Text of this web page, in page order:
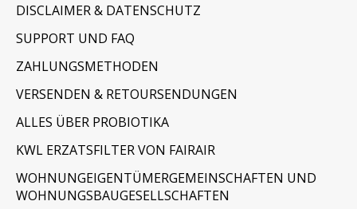
DISCLAIMER & DATENSCHUTZ
SUPPORT UND FAQ
ZAHLUNGSMETHODEN
VERSENDEN & RETOURSENDUNGEN
ALLES ÜBER PROBIOTIKA
KWL ERZATSFILTER VON FAIRAIR
WOHNUNGEIGENTÜMERGEMEINSCHAFTEN UND
WOHNUNGSBAUGESELLSCHAFTEN